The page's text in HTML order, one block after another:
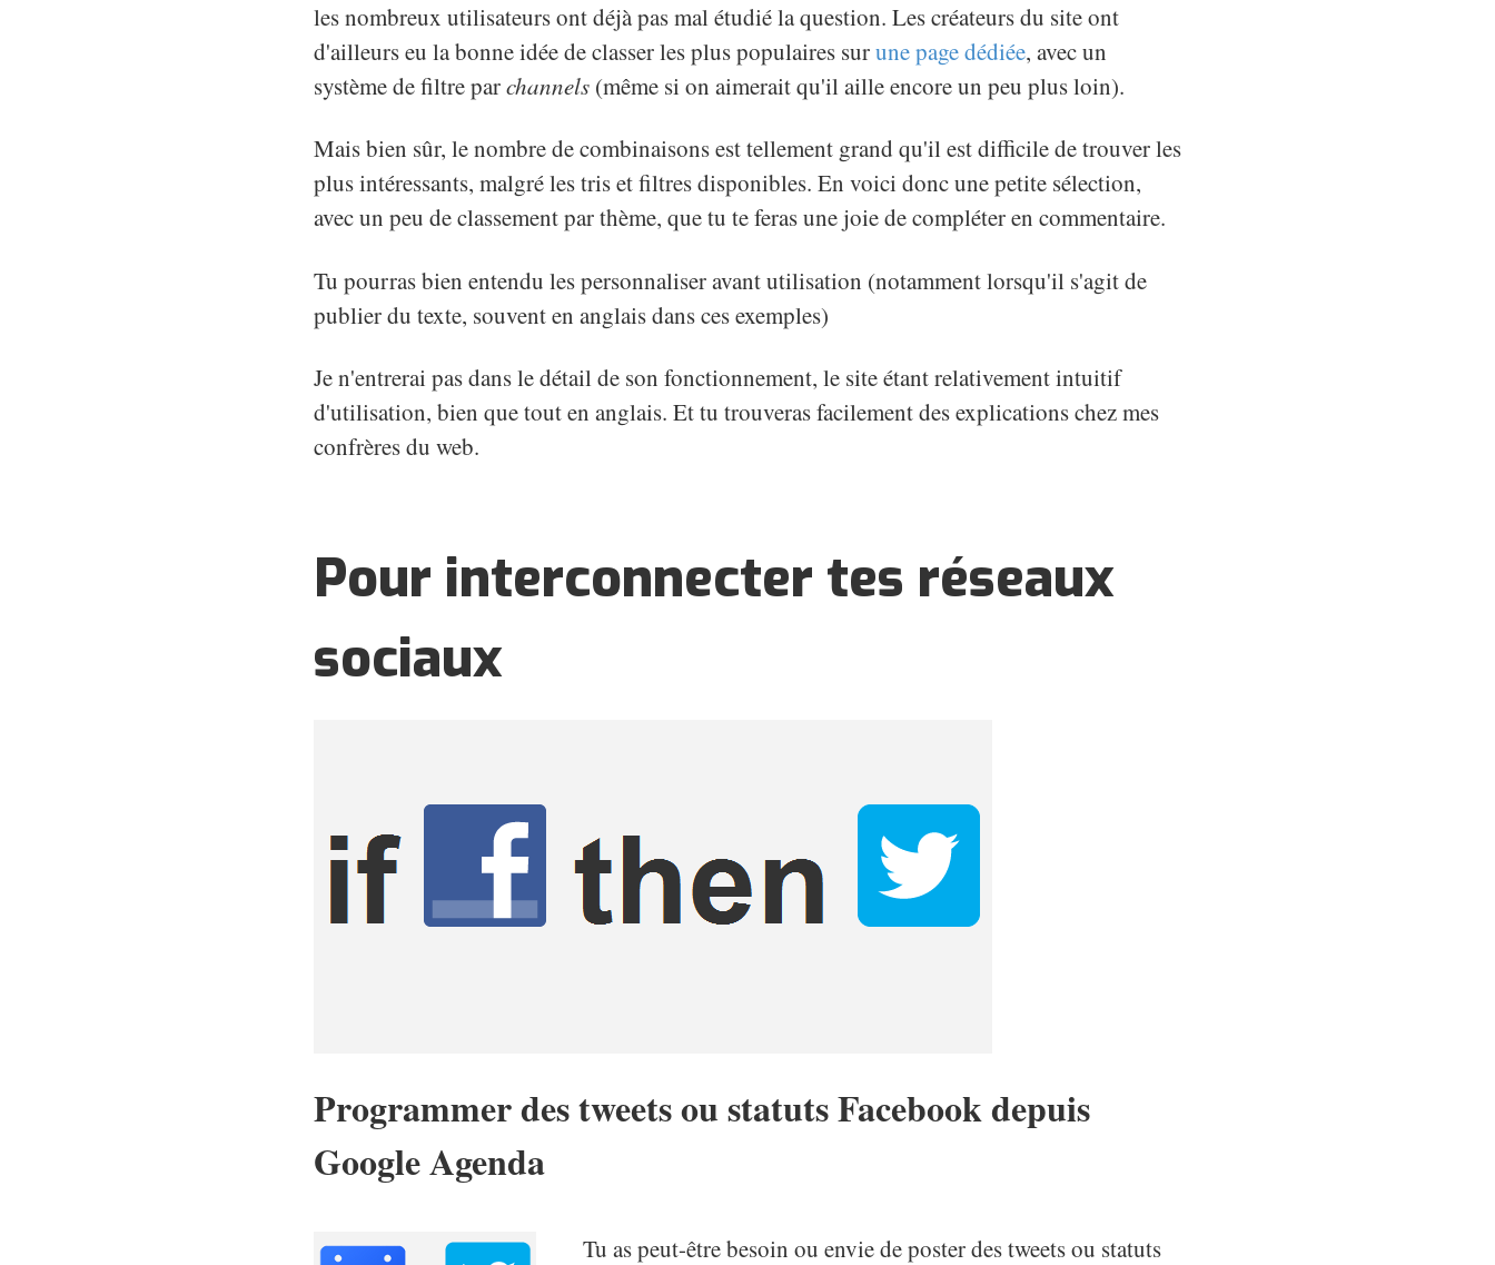
les nombreux utilisateurs ont déjà pas mal étudié la question. Les créateurs du site ont
d'ailleurs eu la bonne idée de classer les plus populaires surune page dédiée, avec un
système de filtre parchannels (même si on aimerait qu'il aille encore un peu plus loin).
Mais bien sûr, le nombre de combinaisons est tellement grand qu'il est difficile de trouver les
plus intéressants, malgré les tris et filtres disponibles. En voici donc une petite sélection,
avec un peu de classement par thème, que tu te feras une joie de compléter en commentaire.
Tu pourras bien entendu les personnaliser avant utilisation (notamment lorsqu'il s'agit de
publier du texte, souvent en anglais dans ces exemples)
Je n'entrerai pas dans le détail de son fonctionnement, le site étant relativement intuitif
d'utilisation, bien que tout en anglais. Et tu trouveras facilement des explications chez mes
confrères du web.
Pour interconnecter tes réseaux
sociaux
Programmer des tweets ou statuts Facebook depuis
Google Agenda
Tu as peut-être besoin ou envie de poster des tweets ou statuts